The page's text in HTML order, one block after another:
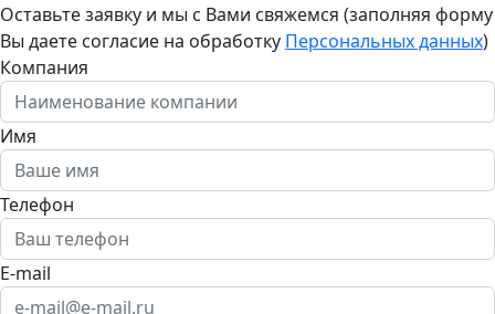
Оставьте заявку и мы с Вами свяжемся (заполняя форму
Вы даете согласие на обработку Персональных данных)
Компания
Имя
Телефон
E-mail